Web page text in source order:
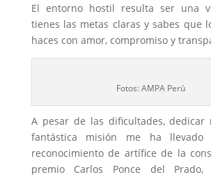
El entorno hostil resulta ser una
tienes las metas claras y sabes que
haces con amor, compromiso y
Fotos: AMPA Perú
A pesar de las dificultades, dedicar
fantástica misión me ha
reconocimiento de artífice de la
premio Carlos Ponce del